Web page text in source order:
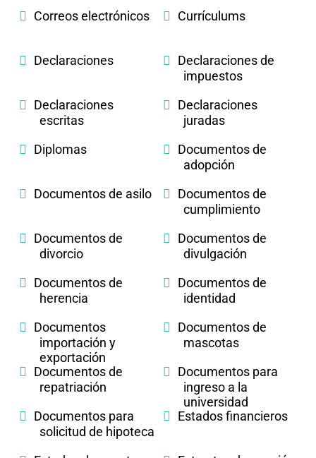
Correos electrónicos
Currículums
Declaraciones
Declaraciones de
impuestos
Declaraciones
escritas
Declaraciones
juradas
Diplomas
Documentos de
adopción
Documentos de asilo
Documentos de
cumplimiento
Documentos de
divorcio
Documentos de
divulgación
Documentos de
herencia
Documentos de
identidad
Documentos
importación y
exportación
Documentos de
mascotas
Documentos de
repatriación
Documentos para
ingreso a la
universidad
Documentos para
solicitud de hipoteca
Estados financieros